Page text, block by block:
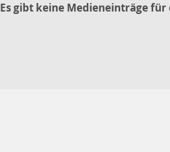
Es gibt keine Medieneinträge für